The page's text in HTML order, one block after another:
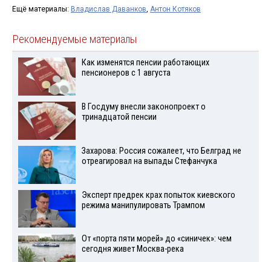
Ещё материалы: Владислав Даванков, Антон Котяков
Рекомендуемые материалы
Как изменятся пенсии работающих
пенсионеров с 1 августа
В Госдуму внесли законопроект о
тринадцатой пенсии
Захарова: Россия сожалеет, что Белград не
отреагировал на выпады Стефанчука
Эксперт предрек крах попыток киевского
режима манипулировать Трампом
От «порта пяти морей» до «синичек»: чем
сегодня живет Москва-река